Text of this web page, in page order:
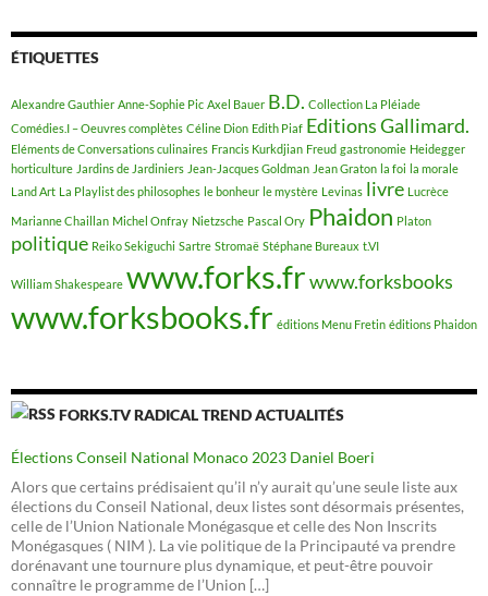
ÉTIQUETTES
Alexandre Gauthier Anne-Sophie Pic Axel Bauer B.D. Collection La Pléiade
Comédies.I – Oeuvres complètes Céline Dion Edith Piaf Editions Gallimard.
Eléments de Conversations culinaires Francis Kurkdjian Freud gastronomie Heidegger
horticulture Jardins de Jardiniers Jean-Jacques Goldman Jean Graton la foi la morale
Land Art La Playlist des philosophes le bonheur le mystère Levinas livre Lucrèce
Marianne Chaillan Michel Onfray Nietzsche Pascal Ory Phaidon Platon
politique Reiko Sekiguchi Sartre Stromaë Stéphane Bureaux t.VI
William Shakespeare www.forks.frwww.forksbooks
www.forksbooks.fr éditions Menu Fretin éditions Phaidon
FORKS.TV RADICAL TREND ACTUALITÉS
Élections Conseil National Monaco 2023 Daniel Boeri
Alors que certains prédisaient qu’il n’y aurait qu’une seule liste aux
élections du Conseil National, deux listes sont désormais présentes,
celle de l’Union Nationale Monégasque et celle des Non Inscrits
Monégasques ( NIM ). La vie politique de la Principauté va prendre
dorénavant une tournure plus dynamique, et peut-être pouvoir
connaître le programme de l’Union […]